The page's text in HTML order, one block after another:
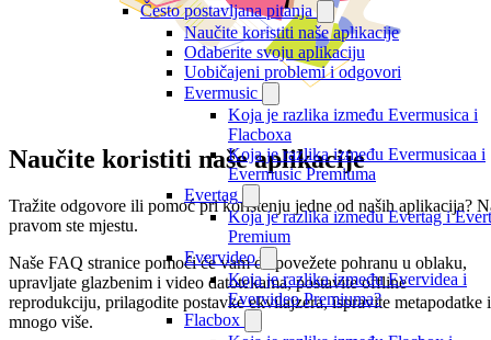
Često postavljana pitanja
Naučite koristiti naše aplikacije
Odaberite svoju aplikaciju
Uobičajeni problemi i odgovori
Evermusic
Koja je razlika između Evermusica i
Flacboxa
Koja je razlika između Evermusicaa i
Evermusic Premiuma
Evertag
Koja je razlika između Evertag i
Premium
Evervideo
Koja je razlika između Evervidea i
Evervideo Premiuma?
Flacbox
Naučite koristiti naše aplikacije
Tražite odgovore ili pomoć pri korištenju jedne od naših aplikacija?
pravom ste mjestu.
Naše FAQ stranice pomoći će vam da povežete pohranu u oblaku,
upravljate glazbenim i video datotekama, postavite offline
reprodukciju, prilagodite postavke ekvilajzera, ispravite metapodatke i
mnogo više.